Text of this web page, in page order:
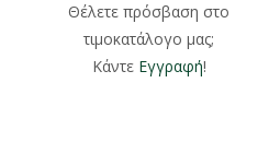
Θέλετε πρόσβαση στο
τιμοκατάλογο μας;
Κάντε Εγγραφή!